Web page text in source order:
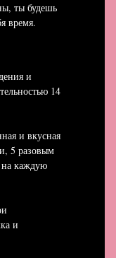
ты будешь
время.
и
14
и вкусная
5 разовым
на каждую
и